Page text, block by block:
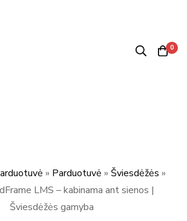
0
» Parduotuvė » Šviesdėžės »
LMS – kabinama ant sienos |
Šviesdėžės gamyba